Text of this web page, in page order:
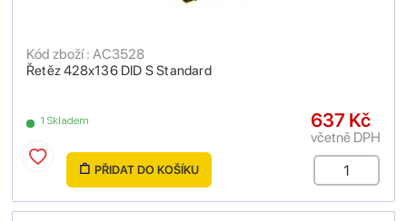
Řetěz 428x136 DID S Standard
Kód zboží : AC3528
1 Skladem 637 Kč
včetně DPH
PŘIDAT DO KOŠÍKU